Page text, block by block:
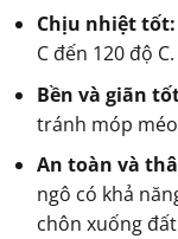
Chịu nhiệt tốt:
C đến 120 độ C.
Bền và giãn
tránh móp
An toàn và
ngô có khả
chôn xuống